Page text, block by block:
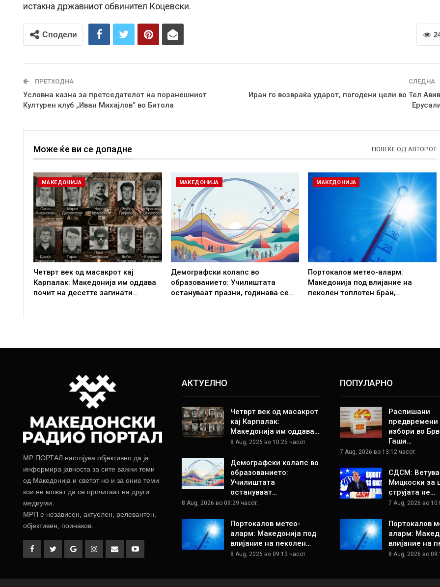
истакна државниот обвинител Коцевски.
Сподели
ПРЕТХОДНА
Условна казна за претседателот на поранешниот
Културен клуб „Иван Михајлов“ во Битола
СЛЕДНА
Иран го возвраќа ударот, погодени цели во Тел
Може ќе ви се допадне ПОВЕЌЕ ОД АВТОРОТ
МАКЕДОНИЈА
Четврт век од масакрот кај
Карпалак: Македонија им оддава
почит на десетте загинати…
МАКЕДОНИЈА
Демографски колапс во
образованието: Училиштата
остануваат празни, годинава се…
МАКЕДОНИЈА
Портокалов метео-аларм:
Македонија под влијание на
пеколен топлотен бран,…
МР ПОРТАЛ настојува објективно да ја
информира јавноста за сите важни теми
од Македонија и светот но и за оние теми
кои не можат да се прочитаат на други
медиуми.
МРП е независен, актуелен, релевантен,
објективен, поинаков.
АКТУЕЛНО
Четврт век од масакрот
кај Карпалак:
Македонија им оддава…
8 Aug, 2026 во 10:25 часот.
Демографски колапс во
образованието:
Училиштата
остануваат…
8 Aug, 2026 во 09:29 часот.
Портокалов метео-
аларм: Македонија под
влијание на пеколен…
8 Aug, 2026 во 09:13 часот.
ПОПУЛАРНО
Распишани
предвремени
избори во
Гаши…
7 Aug, 2026 во 13:12 часот.
СДСМ:
Мицкоски за
струјата не…
7 Aug, 2026 во
Портокалов
аларм:
влијание на
8 Aug, 2026 во